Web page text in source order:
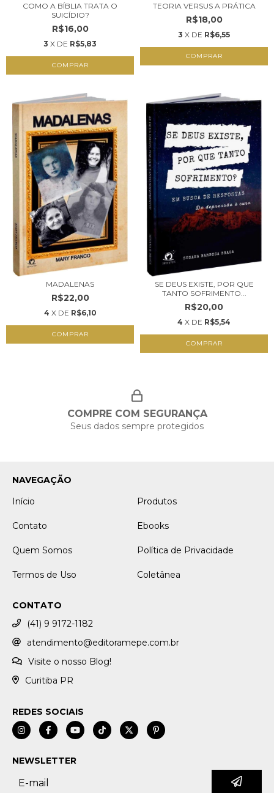
COMO A BÍBLIA TRATA O
SUICÍDIO?
R$16,00
3 X DE R$5,83
COMPRAR
TEORIA VERSUS A PRÁTICA
R$18,00
3 X DE R$6,55
COMPRAR
MADALENAS
R$22,00
4 X DE R$6,10
COMPRAR
SE DEUS EXISTE, POR QUE
TANTO SOFRIMENTO...
R$20,00
4 X DE R$5,54
COMPRAR
COMPRE COM SEGURANÇA
Seus dados sempre protegidos
NAVEGAÇÃO
Início
Produtos
Contato Ebooks
Quem Somos Política de Privacidade
Termos de Uso Coletânea
CONTATO
(41) 9 9172-1182
atendimento@editoramepe.com.br
Visite o nosso Blog!
Curitiba PR
REDES SOCIAIS
NEWSLETTER